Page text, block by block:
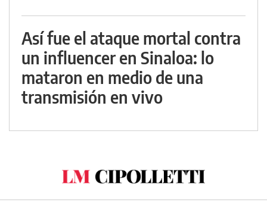
Así fue el ataque mortal contra
un influencer en Sinaloa: lo
mataron en medio de una
transmisión en vivo